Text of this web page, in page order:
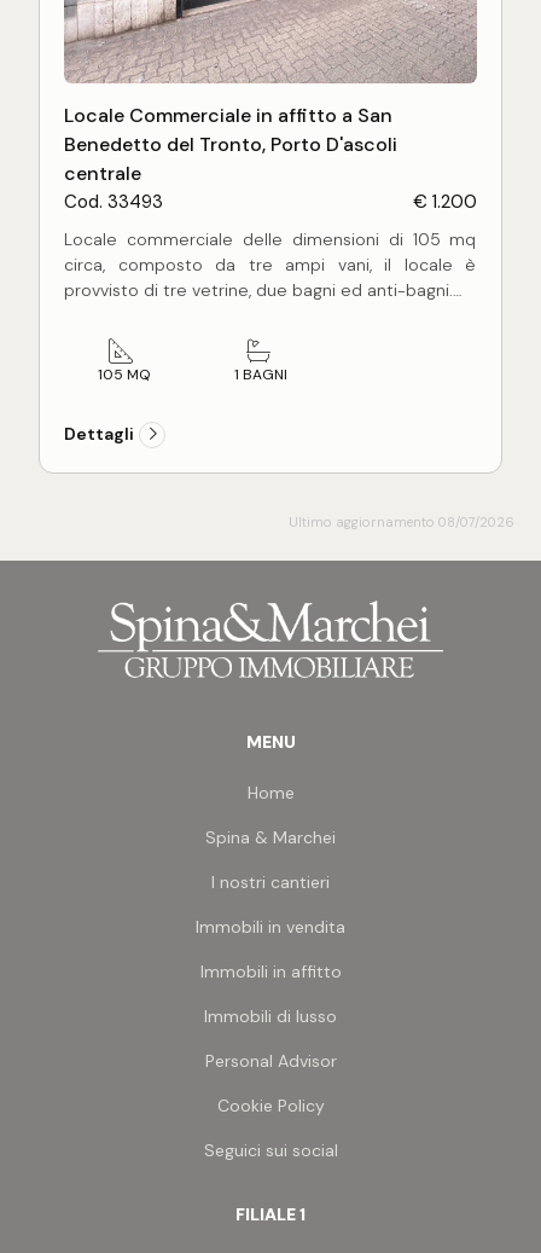
Locale Commerciale in affitto a San
Benedetto del Tronto, Porto D'ascoli
centrale
Cod. 33493 € 1.200
Locale commerciale delle dimensioni di 105 mq
circa, composto da tre ampi vani, il locale è
provvisto di tre vetrine, due bagni ed anti-bagni.
con pavimentazione in ceramica.
Ottima posizione con la vetrina principale che
Possibilità di prendere il locale frazionato, il primo
locale è di 30 mq circa a 500 euro mensili, il
secondo locale è di circa 75 mq circa a 700 euro
105 MQ 1 BAGNI
Dettagli
Ultimo aggiornamento 08/07/2026
MENU
Home
Spina & Marchei
I nostri cantieri
Immobili in vendita
Immobili in affitto
Immobili di lusso
Personal Advisor
Cookie Policy
Seguici sui social
FILIALE 1